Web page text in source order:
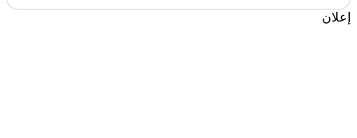
إعلان